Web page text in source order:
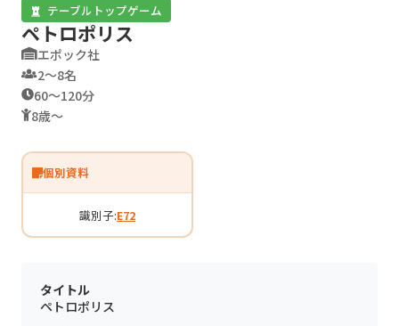
テーブルトップゲーム
ペトロポリス
エポック社
2〜8名
60〜120分
8歳〜
個別資料
識別子:E72
タイトル
ペトロポリス